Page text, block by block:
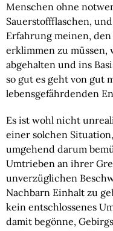
Menschen ohne
Sauerstoffflaschen,
Erfahrung meinen,
erklimmen zu müssen,
abgehalten und ins
so gut es geht von gut
lebensgefährdenden
Es ist wohl nicht
einer solchen
umgehend darum
Umtrieben an ihrer
unverzüglichen
Nachbarn Einhalt zu
kein entschlossenes
damit begönne,